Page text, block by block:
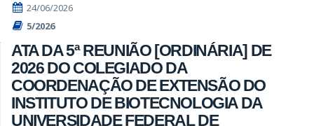
24/06/2026
5/2026
ATA DA 5ª REUNIÃO [ORDINÁRIA] DE
2026 DO COLEGIADO DA
COORDENAÇÃO DE EXTENSÃO DO
INSTITUTO DE BIOTECNOLOGIA DA
UNIVERSIDADE FEDERAL DE